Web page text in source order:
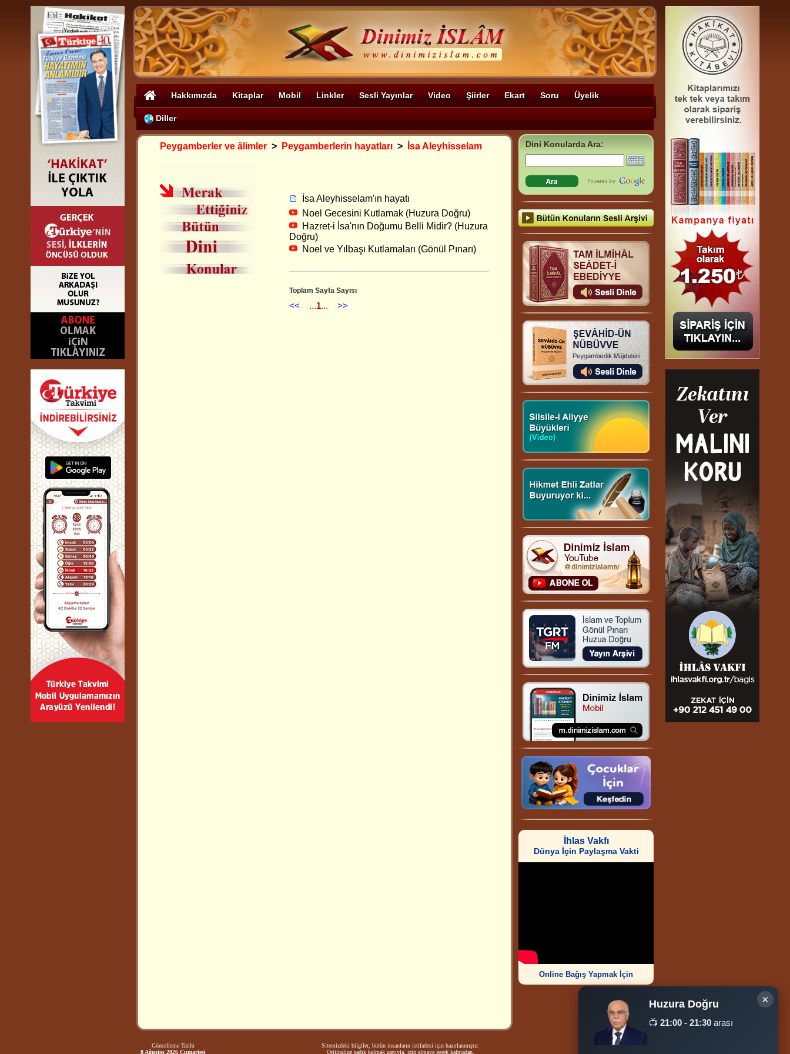
Hakkımızda Kitaplar Mobil Linkler Sesli Yayınlar Video Şiirler Ekart Soru Üyelik
Diller
Peygamberler ve âlimler > Peygamberlerin hayatları > İsa Aleyhisselam
İsa Aleyhisselam'ın hayatı
Noel Gecesini Kutlamak (Huzura Doğru)
Hazret-i İsa'nın Doğumu Belli Midir? (Huzura
Doğru)
Noel ve Yılbaşı Kutlamaları (Gönül Pınarı)
Toplam Sayfa Sayısı
<< ...1... >>
Dini Konularda Ara:
İhlas Vakfı
Dünya İçin Paylaşma Vakti
Online Bağış Yapmak İçin
Güncelleme Tarihi
8 Ağustos 2026 Cumartesi
Sitemizdeki bilgiler, bütün insanların istifadesi için hazırlanmıştır.
Orijinaline sadık kalmak şartıyla, izin almaya gerek kalmadan,
Ziyaretçi Sayısı
×
Huzura Doğru
📺 21:00 - 21:30 arası